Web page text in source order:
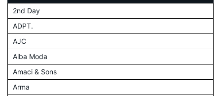
2nd Day
ADPT.
AJC
Alba Moda
Amaci & Sons
Arma